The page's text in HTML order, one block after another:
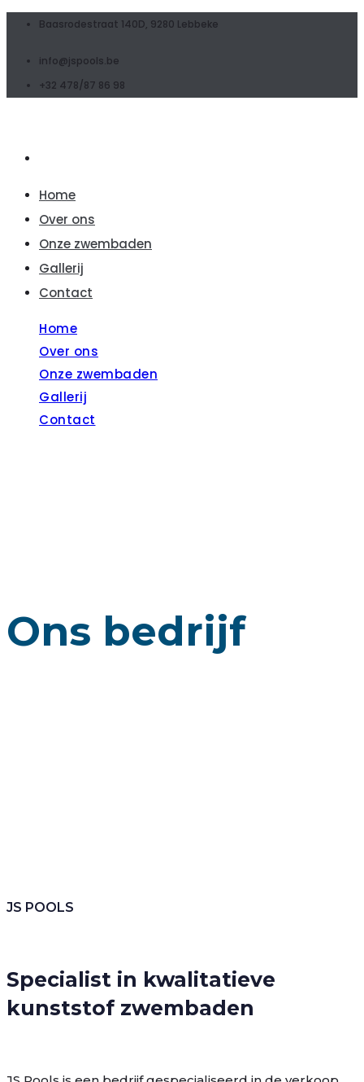
Baasrodestraat 140D, 9280 Lebbeke
info@jspools.be
+32 478/87 86 98
Home
Over ons
Onze zwembaden
Gallerij
Contact
Home
Over ons
Onze zwembaden
Gallerij
Contact
Ons bedrijf
JS POOLS
Specialist in kwalitatieve
kunststof zwembaden